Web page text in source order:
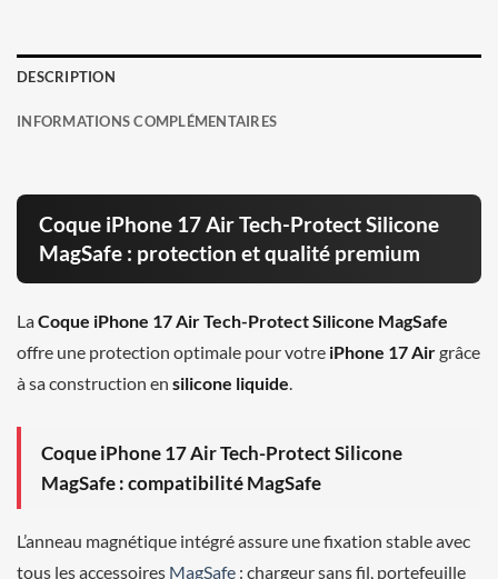
DESCRIPTION
INFORMATIONS COMPLÉMENTAIRES
Coque iPhone 17 Air Tech-Protect Silicone
MagSafe : protection et qualité premium
LaCoque iPhone 17 Air Tech-Protect Silicone MagSafe
offre une protection optimale pour votre iPhone 17 Airgrâce
à sa construction en silicone liquide
Coque iPhone 17 Air Tech-Protect Silicone
MagSafe : compatibilité MagSafe
L’anneau magnétique intégré assure une fixation stable avec
tous les accessoires MagSafe : chargeur sans fil, portefeuille